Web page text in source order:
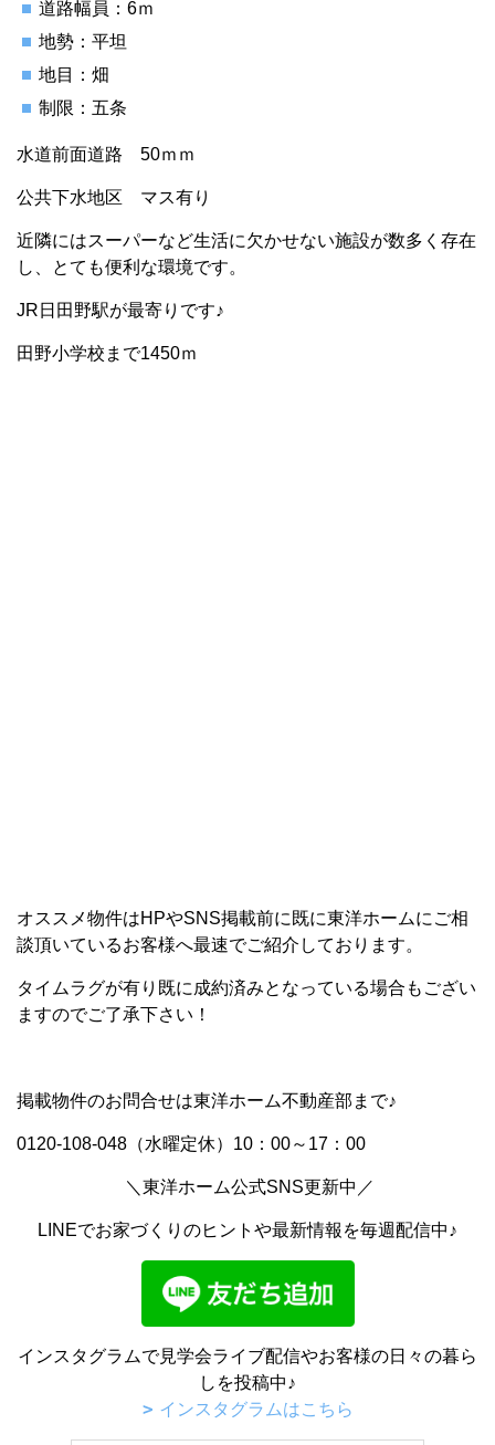
道路幅員：6ｍ
地勢：平坦
地目：畑
制限：五条
水道前面道路 50ｍｍ
公共下水地区 マス有り
近隣にはスーパーなど生活に欠かせない施設が数多く存在
し、とても便利な環境です。
JR日田野駅が最寄りです♪
田野小学校まで1450ｍ
オススメ物件はHPやSNS掲載前に既に東洋ホームにご相
談頂いているお客様へ最速でご紹介しております。
タイムラグが有り既に成約済みとなっている場合もござい
ますのでご了承下さい！
掲載物件のお問合せは東洋ホーム不動産部まで♪
0120-108-048（水曜定休）10：00～17：00
＼東洋ホーム公式SNS更新中／
LINEでお家づくりのヒントや最新情報を毎週配信中♪
インスタグラムで見学会ライブ配信やお客様の日々の暮ら
しを投稿中♪
インスタグラムはこちら